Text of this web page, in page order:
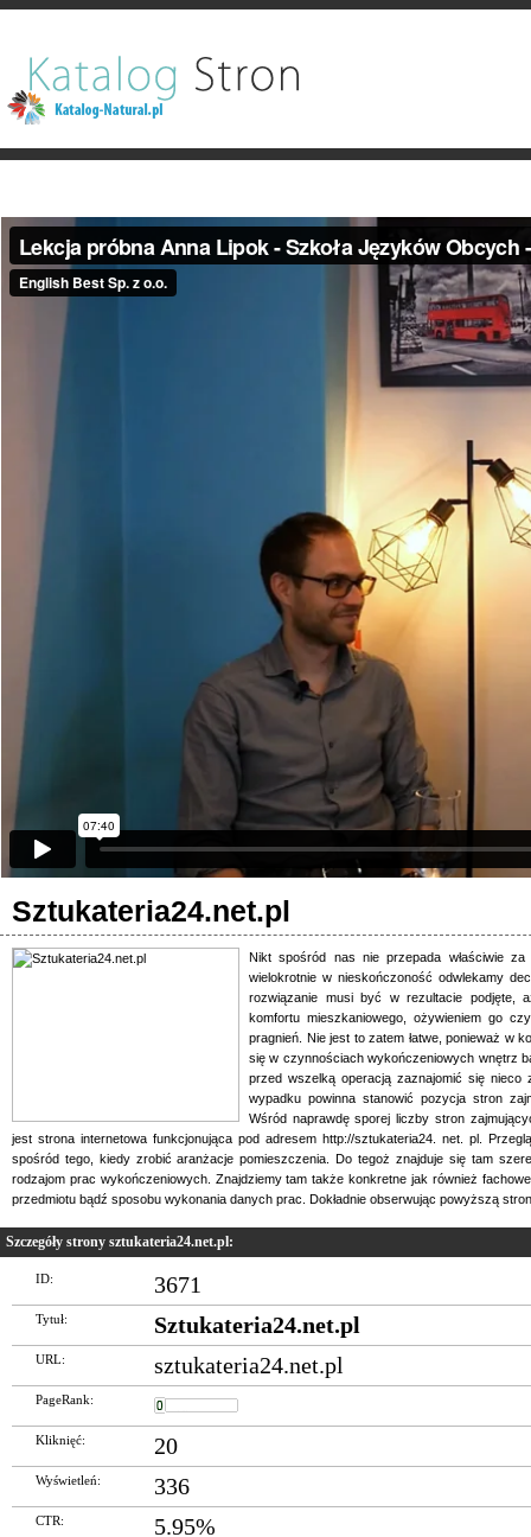
Sztukateria24.net.pl
Nikt spośród nas nie przepada właściwie
wielokrotnie w nieskończoność odwlekamy
rozwiązanie musi być w rezultacie podjęte,
komfortu mieszkaniowego, ożywieniem go
pragnień. Nie jest to zatem łatwe, ponieważ w
się w czynnościach wykończeniowych wnętrz
przed wszelką operacją zaznajomić się nieco
wypadku powinna stanowić pozycja stron
Wśród naprawdę sporej liczby stron
jest strona internetowa funkcjonująca pod adresem http://sztukateria24. net. pl.
spośród tego, kiedy zrobić aranżacje pomieszczenia. Do tegoż znajduje się tam
rodzajom prac wykończeniowych. Znajdziemy tam także konkretne jak również
przedmiotu bądź sposobu wykonania danych prac. Dokładnie obserwując powyższą
Szczegóły strony sztukateria24.net.pl:
ID: 3671
Tytuł: Sztukateria24.net.pl
URL: sztukateria24.net.pl
PageRank:
Kliknięć: 20
Wyświetleń: 336
CTR: 5.95%